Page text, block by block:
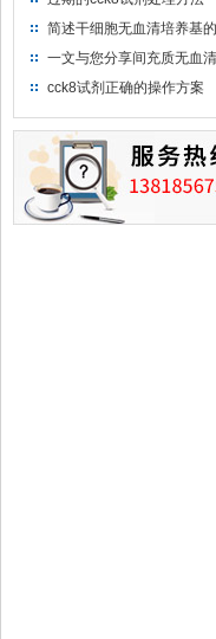
简述干细胞无血清培养基
使用方法及使用注意事项
一文与您分享间充质无血
基的选购建议
cck8试剂正确的操作方案